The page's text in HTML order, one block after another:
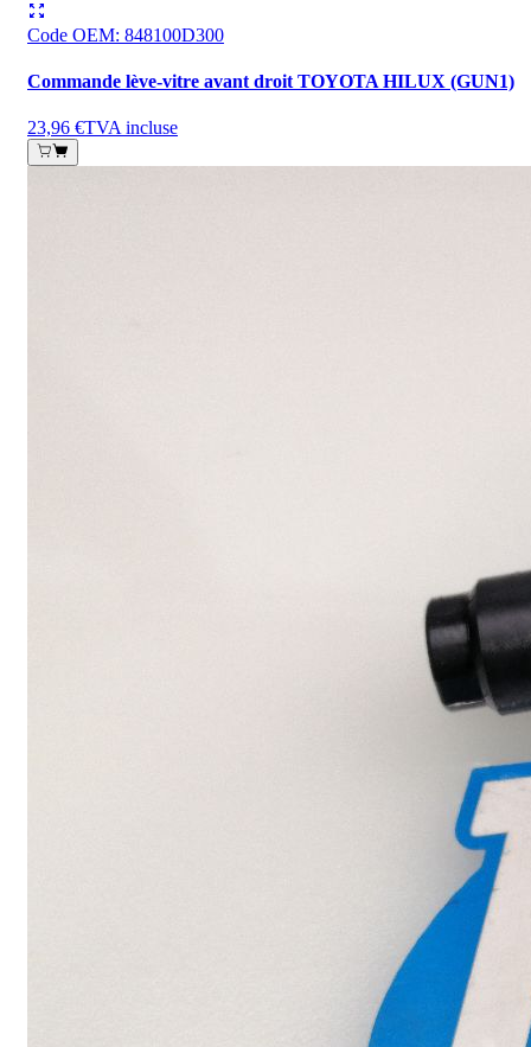
Code OEM: 848100D300
Commande lève-vitre avant droit TOYOTA HILUX (GUN1)
23,96 €TVA incluse